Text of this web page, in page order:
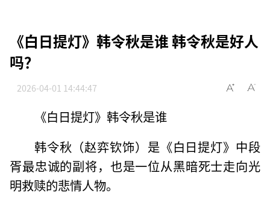
《白日提灯》韩令秋是谁 韩令秋是好人
吗？
2026-04-01 14:44:47
《白日提灯》韩令秋是谁
韩令秋（赵弈钦饰）是《白日提灯》中段
胥最忠诚的副将，也是一位从黑暗死士走向光
明救赎的悲情人物。